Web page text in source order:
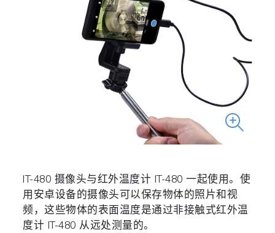
IT-480 摄像头与红外温度计 IT-480 一起使用。使
用安卓设备的摄像头可以保存物体的照片和视
频，这些物体的表面温度是通过非接触式红外温
度计 IT-480 从远处测量的。